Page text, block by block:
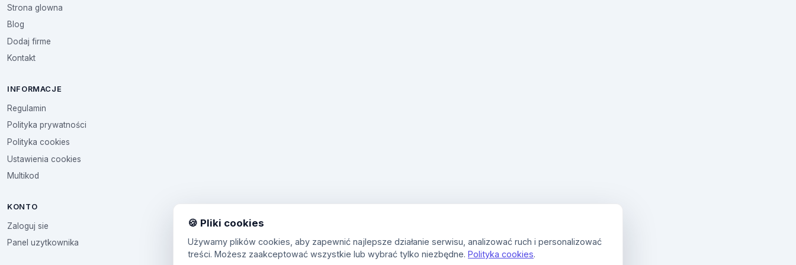
Strona glowna
Blog
Dodaj firme
Kontakt
INFORMACJE
Regulamin
Polityka prywatności
Polityka cookies
Ustawienia cookies
Multikod
KONTO
Zaloguj sie
Panel uzytkownika
🍪 Pliki cookies
Używamy plików cookies, aby zapewnić najlepsze działanie serwisu, analizować ruch i personalizować
treści. Możesz zaakceptować wszystkie lub wybrać tylko niezbędne. Polityka cookies.